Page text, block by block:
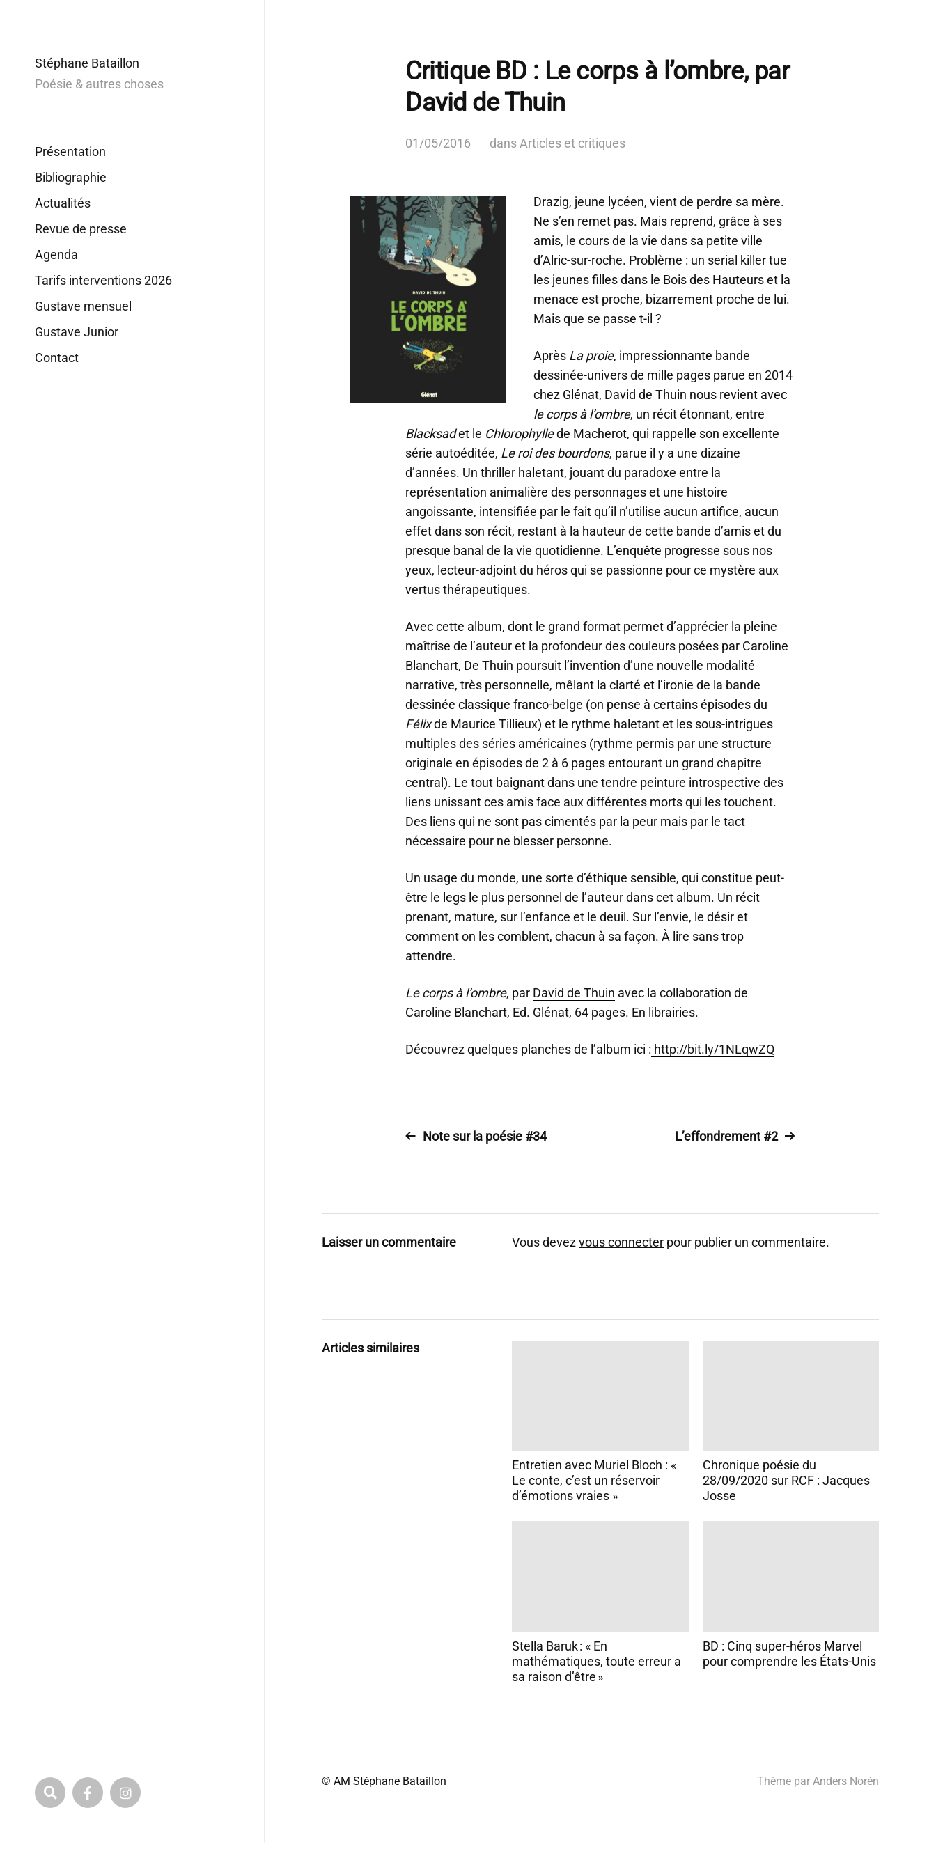
Stéphane Bataillon
Poésie & autres choses
Présentation
Bibliographie
Actualités
Revue de presse
Agenda
Tarifs interventions 2026
Gustave mensuel
Gustave Junior
Contact
Critique BD : Le corps à l’ombre, par
David de Thuin
01/05/2016 dans Articles et critiques
Drazig, jeune lycéen, vient de perdre sa mère.
Ne s’en remet pas. Mais reprend, grâce à ses
amis, le cours de la vie dans sa petite ville
d’Alric-sur-roche. Problème : un serial killer tue
les jeunes filles dans le Bois des Hauteurs et la
menace est proche, bizarrement proche de lui.
Mais que se passe t-il ?
Après La proie, impressionnante bande
dessinée-univers de mille pages parue en 2014
chez Glénat, David de Thuin nous revient avec
le corps à l’ombre, un récit étonnant, entre
Blacksadet le Chlorophyllede Macherot, qui rappelle son excellente
série autoéditée, Le roi des bourdons, parue il y a une dizaine
d’années. Un thriller haletant, jouant du paradoxe entre la
représentation animalière des personnages et une histoire
angoissante, intensifiée par le fait qu’il n’utilise aucun artifice, aucun
effet dans son récit, restant à la hauteur de cette bande d’amis et du
presque banal de la vie quotidienne. L’enquête progresse sous nos
yeux, lecteur-adjoint du héros qui se passionne pour ce mystère aux
vertus thérapeutiques.
Avec cette album, dont le grand format permet d’apprécier la pleine
maîtrise de l’auteur et la profondeur des couleurs posées par Caroline
Blanchart, De Thuin poursuit l’invention d’une nouvelle modalité
narrative, très personnelle, mêlant la clarté et l’ironie de la bande
dessinée classique franco-belge (on pense à certains épisodes du
Félixde Maurice Tillieux) et le rythme haletant et les sous-intrigues
multiples des séries américaines (rythme permis par une structure
originale en épisodes de 2 à 6 pages entourant un grand chapitre
central). Le tout baignant dans une tendre peinture introspective des
liens unissant ces amis face aux différentes morts qui les touchent.
Des liens qui ne sont pas cimentés par la peur mais par le tact
nécessaire pour ne blesser personne.
Un usage du monde, une sorte d’éthique sensible, qui constitue peut-
être le legs le plus personnel de l’auteur dans cet album. Un récit
prenant, mature, sur l’enfance et le deuil. Sur l’envie, le désir et
comment on les comblent, chacun à sa façon. À lire sans trop
attendre.
Le corps à l’ombre, par David de Thuin avec la collaboration de
Caroline Blanchart, Ed. Glénat, 64 pages. En librairies.
Découvrez quelques planches de l’album ici : http://bit.ly/1NLqwZQ
Note sur la poésie #34 L’effondrement #2
Laisser un commentaire Vous devezvous connecter pour publier un commentaire.
Articles similaires
Entretien avec Muriel Bloch : «
Le conte, c’est un réservoir
d’émotions vraies »
Chronique poésie du
28/09/2020 sur RCF : Jacques
Josse
Stella Baruk : « En
mathématiques, toute erreur a
sa raison d’être »
BD : Cinq super-héros Marvel
pour comprendre les États-Unis
© AM Stéphane Bataillon Thème par Anders Norén